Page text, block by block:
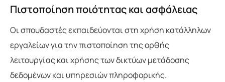
Πιστοποίηση ποιότητας και ασφάλειας
Οι σπουδαστές εκπαιδεύονται στη χρήση κατάλληλων
εργαλείων για την πιστοποίηση της ορθής
λειτουργίας και χρήσης των δικτύων μετάδοσης
δεδομένων και υπηρεσιών πληροφορικής.